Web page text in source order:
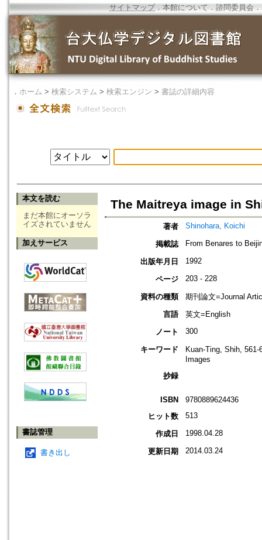
サイトマップ．本館について ． 諮問委員会 ．
． ホーム > 検索システム > 検索エンジン > 書誌の詳細内容
本文を読む
まだ本館にオーソラ
イズされていません
加えサービス
書誌管理
書き出し
The Maitreya image in
著者 Shinohara, Koichi
掲載誌 From Benares to
出版年月日 1992
ページ 203 - 228
資料の種類
期刊論文=Journal
言語
英文=English
ノート
300
キーワード
Kuan-Ting, Shih,
Images
抄録
ISBN
9780889624436
ヒット数
513
作成日 1998.04.28
更新日期 2014.03.24